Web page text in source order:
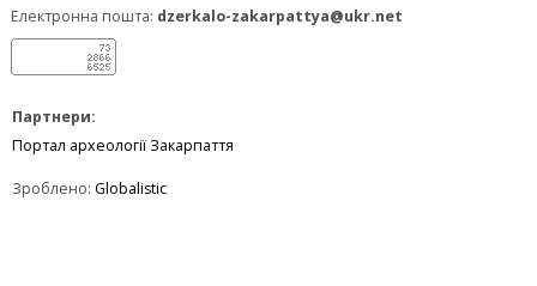
Електронна пошта: dzerkalo-zakarpattya@ukr.net
Партнери:
Портал археології Закарпаття
Зроблено: Globalistic